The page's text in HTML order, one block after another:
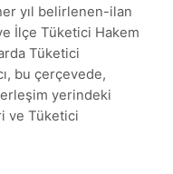
yıl belirlenen-ilan
İlçe Tüketici Hakem
Tüketici
bu çerçevede,
yerindeki
ve Tüketici